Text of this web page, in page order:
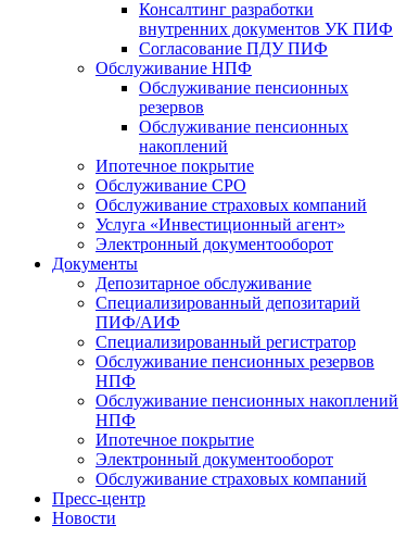
Консалтинг разработки
внутренних документов УК ПИФ
Согласование ПДУ ПИФ
Обслуживание НПФ
Обслуживание пенсионных
резервов
Обслуживание пенсионных
накоплений
Ипотечное покрытие
Обслуживание СРО
Обслуживание страховых компаний
Услуга «Инвестиционный агент»
Электронный документооборот
Документы
Депозитарное обслуживание
Специализированный депозитарий
ПИФ/АИФ
Специализированный регистратор
Обслуживание пенсионных резервов
НПФ
Обслуживание пенсионных накоплений
НПФ
Ипотечное покрытие
Электронный документооборот
Обслуживание страховых компаний
Пресс-центр
Новости